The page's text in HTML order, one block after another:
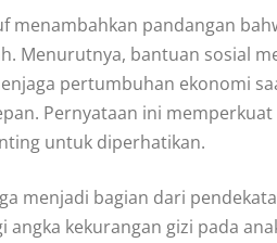
menambahkan pandangan
Menurutnya, bantuan sosial
pertumbuhan ekonomi
Pernyataan ini
untuk diperhatikan.
menjadi bagian dari
kekurangan gizi pada